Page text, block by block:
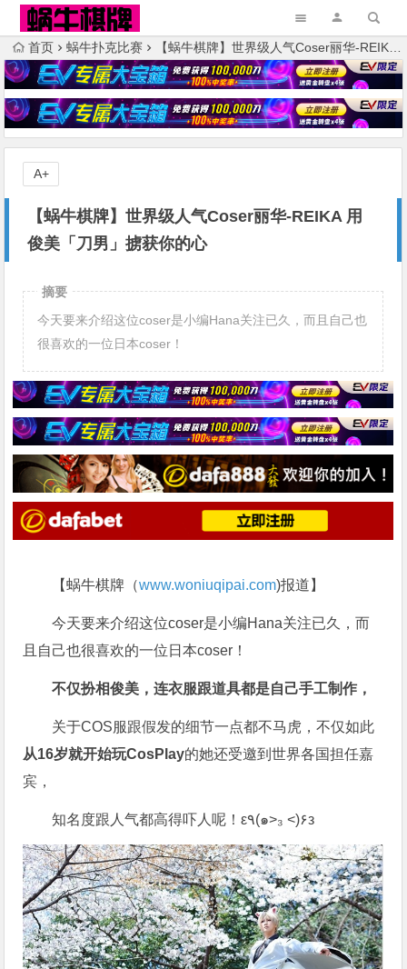
首页 蜗牛扑克比赛 【蜗牛棋牌】世界级人气Coser丽华-REIKA 用俊美「刀男」掳获你的心
【蜗牛棋牌】世界级人气Coser丽华-REIKA 用
俊美「刀男」掳获你的心
A+
摘要
今天要来介绍这位coser是小编Hana关注已久，而且自己也
很喜欢的一位日本coser！
【蜗牛棋牌（www.woniuqipai.com)报道】
今天要来介绍这位coser是小编Hana关注已久，而
且自己也很喜欢的一位日本coser！
不仅扮相俊美，连衣服跟道具都是自己手工制作，
关于COS服跟假发的细节一点都不马虎，不仅如此
从16岁就开始玩CosPlay的她还受邀到世界各国担任嘉
宾，
知名度跟人气都高得吓人呢！ε٩(๑>₃ <)۶з